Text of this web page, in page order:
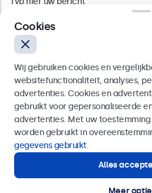
4.8/5 door 5000+
Nederlands
Verzenden
Of bel ons op
Hulp of advies nodig?
Direct contact met een specialist.
Cookies
Wij gebruiken cookies en
websitefunctionaliteit, analyses,
advertenties. Cookies en
gebruikt voor gepersonaliseerde
advertenties. Met uw toestemming
worden gebruikt in
gegevens gebruikt.
Alles
Meer